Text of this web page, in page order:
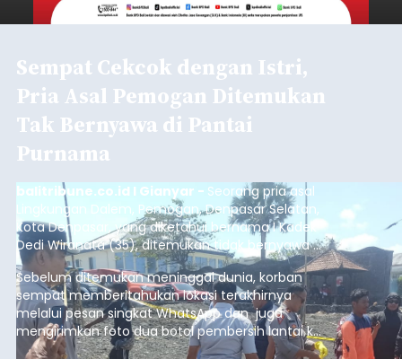
Sempat Cekcok dengan Istri,
Pria Asal Pemogan Ditemukan
Tak Bernyawa di Pantai
Purnama
balitribune.co.id I Gianyar - Seorang pria asal
Lingkungan Dalem, Pemogan, Denpasar Selatan,
Kota Denpasar, yang diketahui bernama I Kadek
Dedi Wiranata (35), ditemukan tidak bernyawa di
pesisir Pantai Purnama, Sukawati.
Sebelum ditemukan meninggal dunia, korban
sempat memberitahukan lokasi terakhirnya
melalui pesan singkat WhatsApp dan juga
mengirimkan foto dua botol pembersih lantai ke
istrinya.